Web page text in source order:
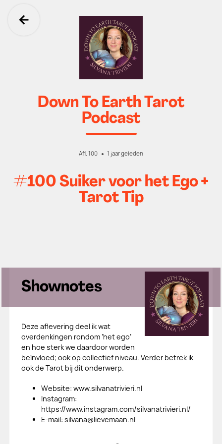
Ga terug
Down To Earth Tarot
Podcast
Afl. 100 1 jaar geleden
#100 Suiker voor het Ego +
Tarot Tip
Shownotes
Deze aflevering deel ik wat
overdenkingen rondom ‘het ego’
en hoe sterk we daardoor worden
beïnvloed; ook op collectief niveau. Verder betrek ik
ook de Tarot bij dit onderwerp.
​Website: www.silvanatrivieri.nl
​Instagram:
https://www.instagram.com/silvanatrivieri.nl/
​E-mail: silvana@lievemaan.nl